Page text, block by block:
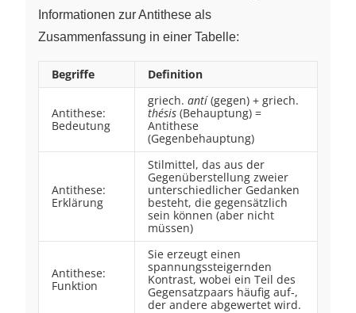
Informationen zur Antithese als
Zusammenfassung in einer Tabelle:
Begriffe Definition
Antithese:
Bedeutung
griech. antí(gegen) + griech.
thésis (Behauptung) =
Antithese
(Gegenbehauptung)
Antithese:
Erklärung
Stilmittel, das aus der
Gegenüberstellung zweier
unterschiedlicher Gedanken
besteht, die gegensätzlich
sein können (aber nicht
müssen)
Antithese:
Funktion
Sie erzeugt einen
spannungssteigernden
Kontrast, wobei ein Teil des
Gegensatzpaars häufig auf-,
der andere abgewertet wird.